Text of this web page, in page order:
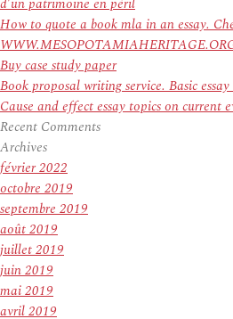
How to quote a book mla in an essay.
Buy case study paper
Book proposal writing service. Basic
Cause and effect essay topics on current
Recent Comments
Archives
février 2022
octobre 2019
septembre 2019
août 2019
juillet 2019
juin 2019
mai 2019
avril 2019